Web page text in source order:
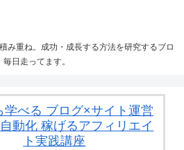
み重ね。成功・成長する方法を研究するブロ
毎日走ってます。
学べる ブログ×サイト運営
動化 稼げるアフィリエイ
ト実践講座